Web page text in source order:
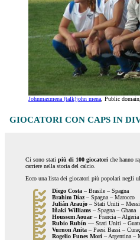
Johnmaxmena (talk)john mena , Public
GIOCATORI CON CAPS IN
Ci sono stati più di 100 giocatori che hanno
carriere nella storia del calcio.
Ecco una lista dei giocatori più popolari negli
Diego Costa – Brasile – Spagna
Brahim Díaz– Spagna – Marocco
Julián Araujo – Stati Uniti –
Iñaki Williams – Spagna – Ghana
Houssem Aouar– Francia – Algeria
Rubio Rubín — Stati Uniti –
Vurnon Anita – Paesi Bassi –
Rogelio Funes Mori – Argentina –